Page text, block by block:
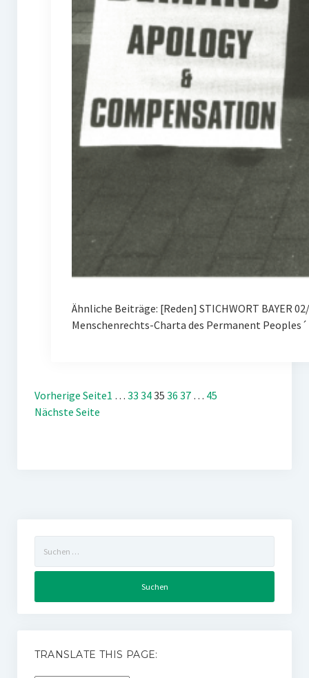
Ähnliche Beiträge: [Reden] STICHWORT BAYER
Menschenrechts-Charta des Permanent
Vorherige Seite1 … 33 3435 36 37 … 45
Nächste Seite
nach:
TRANSLATE THIS PAGE: